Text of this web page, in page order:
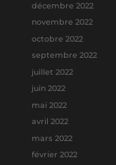
décembre 2022
novembre 2022
octobre 2022
septembre 2022
juillet 2022
juin 2022
mai 2022
avril 2022
mars 2022
février 2022